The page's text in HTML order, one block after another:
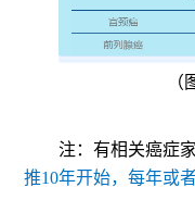
（
注：有相关癌症
推10年开始，每年或